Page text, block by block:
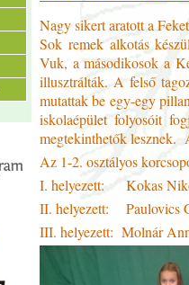
Nagy sikert aratott a
Sok remek alkotás
Vuk, a másodikosok a
illusztrálták. A felső
mutattak be egy-egy
iskolaépület folyosóit
megtekinthetők lesznek.
Az 1-2. osztályos
I. helyezett: Kokas
II. helyezett: Paulovics
III. helyezett: Molnár